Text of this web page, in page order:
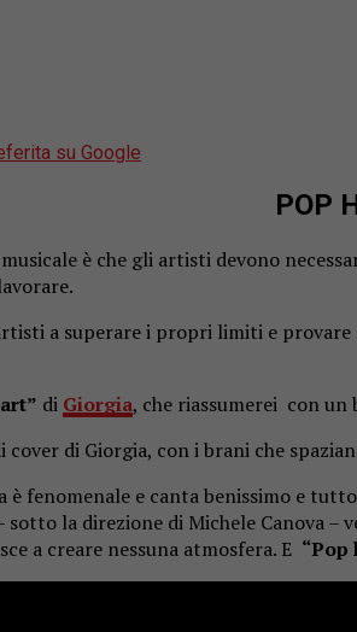
su Google
POP
è che gli artisti devono
a superare i propri limiti e
di Giorgia, che riassumerei con un
di Giorgia, con i brani che
fenomenale e canta benissimo e
la direzione di Michele Canova –
a creare nessuna atmosfera. E “Pop